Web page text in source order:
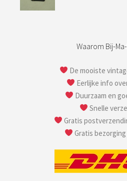
Waarom Bij-
De mooiste
Eerlijke info
Duurzaam en
Snelle
Gratis
Gratis